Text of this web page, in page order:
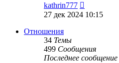
kathrin777
к
27 дек 2024 10:15
Отношения
34 Темы
499 Сообщения
Последнее сообщение